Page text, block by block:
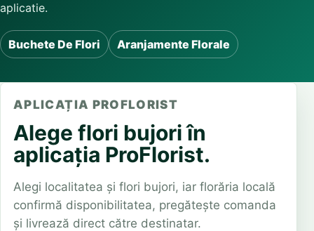
aplicatie.
Buchete De Flori Aranjamente Florale
APLICAȚIA PROFLORIST
Alege flori bujori în
aplicația ProFlorist.
Alegi localitatea și flori bujori, iar florăria locală
confirmă disponibilitatea, pregătește comanda
și livrează direct către destinatar.